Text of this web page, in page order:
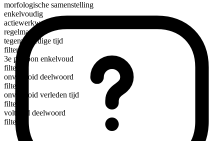
morfologische samenstelling
enkelvoudig
actiewerkwoord
regelmatig
tegenwoordige tijd
filter
3e persoon enkelvoud
filters
onvoltooid deelwoord
filtering
onvoltooid verleden tijd
filtered
voltooid deelwoord
filtered